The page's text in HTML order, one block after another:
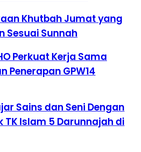
Khutbah Jumat yang
Sesuai Sunnah
Perkuat Kerja Sama
Penerapan GPW14
Sains dan Seni Dengan
Islam 5 Darunnajah di